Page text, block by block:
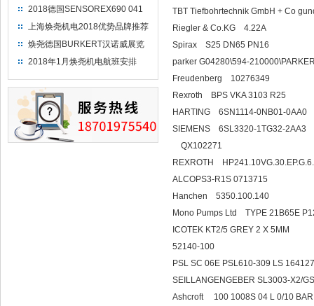
推荐
2018德国SENSOREX690 041
415 D
上海焕尧机电2018优势品牌推荐
焕尧德国BURKERT汉诺威展览
（2018）
2018年1月焕尧机电航班安排
TBT Tiefbohrtechnik GmbH + Co
Riegler &
Spirax S25
parker G04280\594-
Freudenberg 10276349
Rexroth BPS VKA 3103 R25
HARTING 6SN1114-0NB01-0AA0
SIEMENS
REXROTH
ALCOPS3-R1S 0713715
Hanchen 5350.100.140
Mono Pumps Ltd
ICOTEK KT2/5 GREY 2 X
52140-100
PSL SC 06E PSL610-309 LS
SEILLANGENGEBER SL3003-X2/
Ashcroft 100